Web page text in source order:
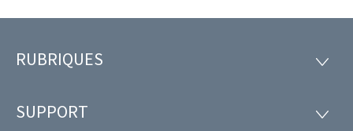
Pied
page
RUBRIQUES
SUPPORT